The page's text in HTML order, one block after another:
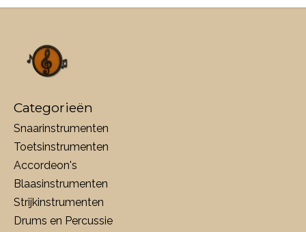
Categorieën
Snaarinstrumenten
Toetsinstrumenten
Accordeon's
Blaasinstrumenten
Strijkinstrumenten
Drums en Percussie